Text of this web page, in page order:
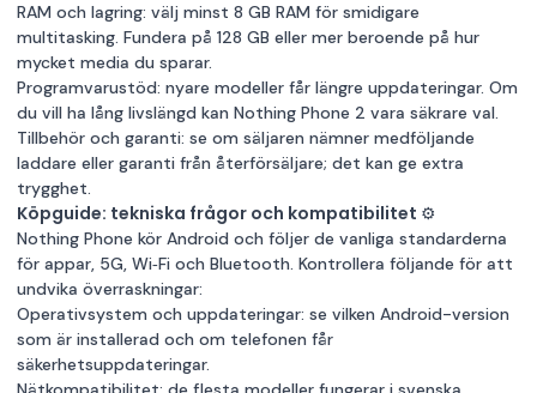
RAM och lagring: välj minst 8 GB RAM för smidigare
multitasking. Fundera på 128 GB eller mer beroende på hur
mycket media du sparar.
Programvarustöd: nyare modeller får längre uppdateringar. Om
du vill ha lång livslängd kan Nothing Phone 2 vara säkrare val.
Tillbehör och garanti: se om säljaren nämner medföljande
laddare eller garanti från återförsäljare; det kan ge extra
trygghet.
Köpguide: tekniska frågor och kompatibilitet ⚙️
Nothing Phone kör Android och följer de vanliga standarderna
för appar, 5G, Wi‑Fi och Bluetooth. Kontrollera följande för att
undvika överraskningar:
Operativsystem och uppdateringar: se vilken Android-version
som är installerad och om telefonen får
säkerhetsuppdateringar.